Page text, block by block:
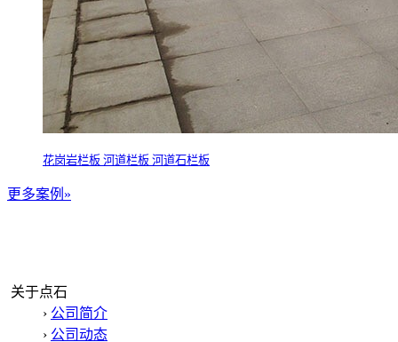
花岗岩栏板 河道栏板 河道石栏板
更多案例»
关于点石
› 公司简介
› 公司动态